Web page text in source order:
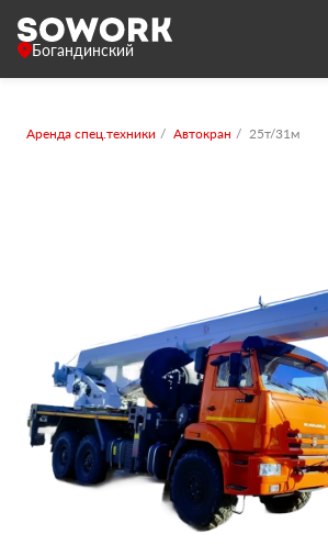
Богандинский
Аренда спец.техники Автокран 25т/31м